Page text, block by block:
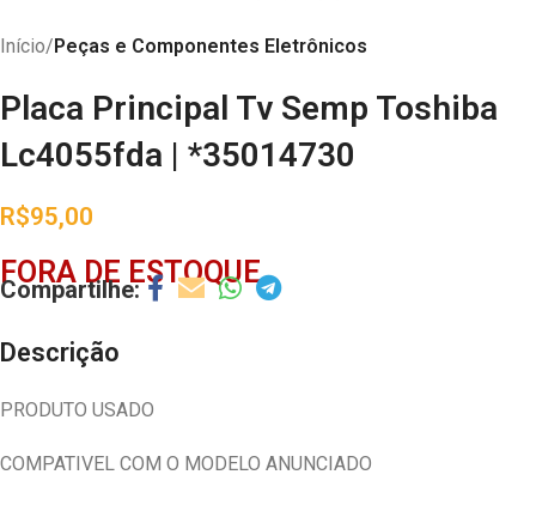
Início Peças e Componentes Eletrônicos
Placa Principal Tv Semp Toshiba
Lc4055fda | *35014730
R$95,00
FORA DE ESTOQUE
Descrição
PRODUTO USADO
COMPATIVEL COM O MODELO ANUNCIADO